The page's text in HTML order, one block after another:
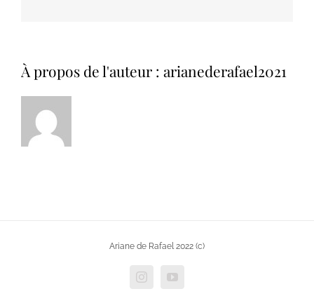
À propos de l'auteur : arianederafael2021
Ariane de Rafael 2022 (c)
InstagramYouTube